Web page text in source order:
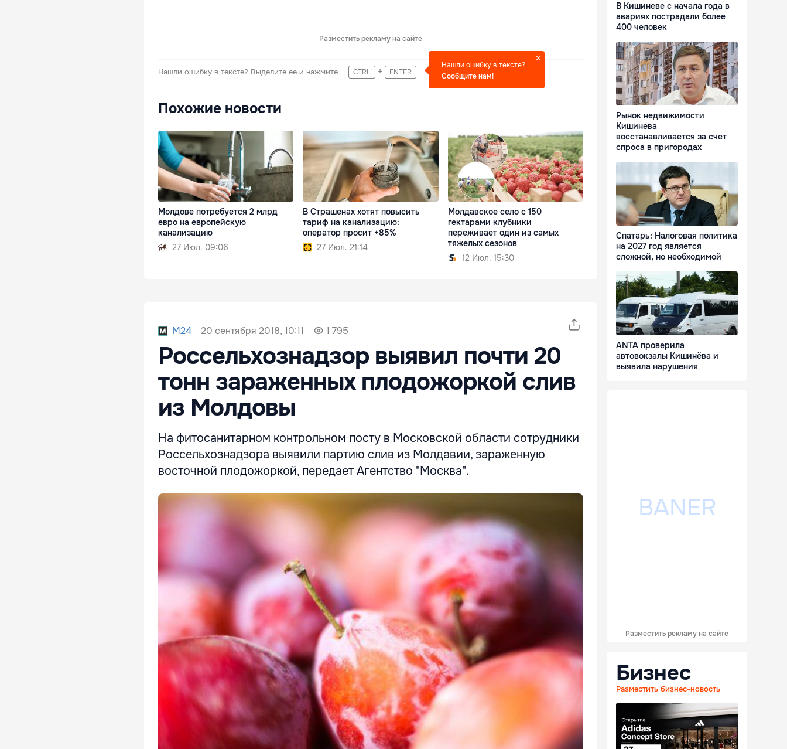
Разместить рекламу на сайте
Нашли ошибку в тексте? Выделите ее и нажмите CTRL + ENTER
Нашли ошибку в тексте?
Сообщите нам!
Похожие новости
Молдове потребуется 2 млрд
евро на европейскую
канализацию
27 Июл. 09:06
В Страшенах хотят повысить
тариф на канализацию:
оператор просит +85%
27 Июл. 21:14
Молдавское село с 150
гектарами клубники
переживает один из самых
тяжелых сезонов
12 Июл. 15:30
M24 20 сентября 2018, 10:11 1 795
Россельхознадзор выявил почти 20
тонн зараженных плодожоркой слив
из Молдовы
На фитосанитарном контрольном посту в Московской области сотрудники
Россельхознадзора выявили партию слив из Молдавии, зараженную
восточной плодожоркой, передает Агентство "Москва".
В Кишиневе с начала года в
авариях пострадали более
400 человек
Рынок недвижимости
Кишинева
восстанавливается за счет
спроса в пригородах
Спатарь: Налоговая политика
на 2027 год является
сложной, но необходимой
ANTA проверила
автовокзалы Кишинёва и
выявила нарушения
Разместить рекламу на сайте
Бизнес
Разместить бизнес-новость